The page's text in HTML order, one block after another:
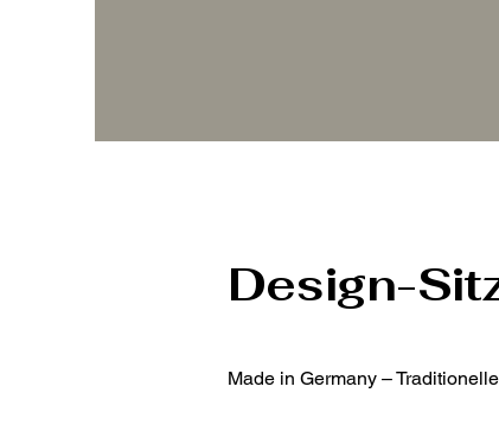
Design-
Made in Germany –